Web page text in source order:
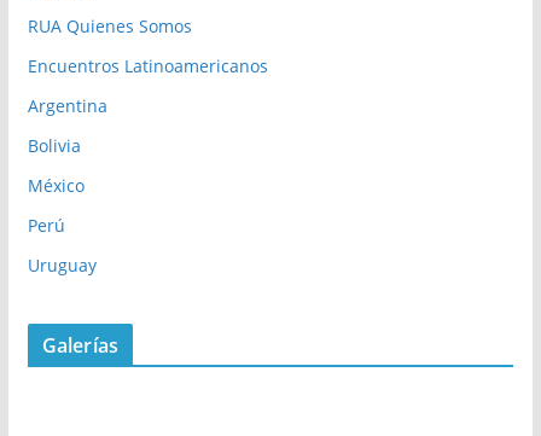
RUA Quienes Somos
Encuentros Latinoamericanos
Argentina
Bolivia
México
Perú
Uruguay
Galerías